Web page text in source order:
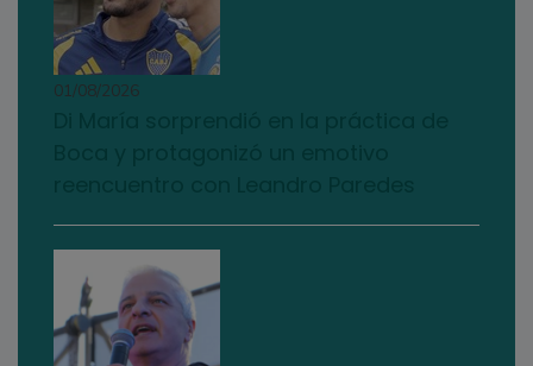
01/08/2026